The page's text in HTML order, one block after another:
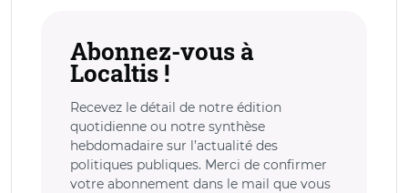
Abonnez-vous à
Localtis !
Recevez le détail de notre édition
quotidienne ou notre synthèse
hebdomadaire sur l’actualité des
politiques publiques. Merci de confirmer
votre abonnement dans le mail que vous